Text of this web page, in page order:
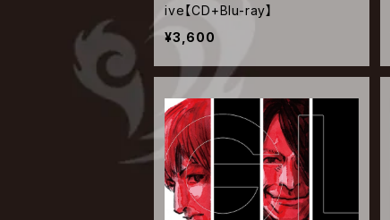
ive【CD+Blu-ray】
¥3,600